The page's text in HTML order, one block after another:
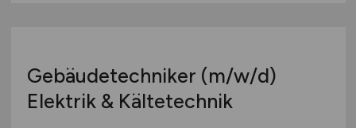
Gebäudetechniker (m/w/d)
Elektrik & Kältetechnik